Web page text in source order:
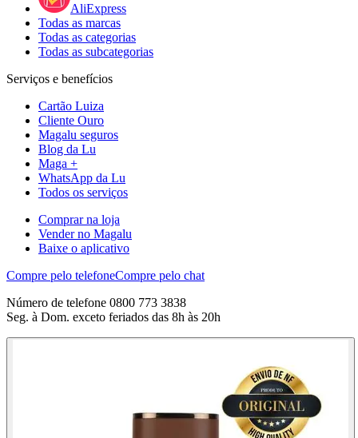
AliExpress
Todas as marcas
Todas as categorias
Todas as subcategorias
Serviços e benefícios
Cartão Luiza
Cliente Ouro
Magalu seguros
Blog da Lu
Maga +
WhatsApp da Lu
Todos os serviços
Comprar na loja
Vender no Magalu
Baixe o aplicativo
Compre pelo telefoneCompre pelo chat
Número de telefone 0800 773 3838
Seg. à Dom. exceto feriados das 8h às 20h